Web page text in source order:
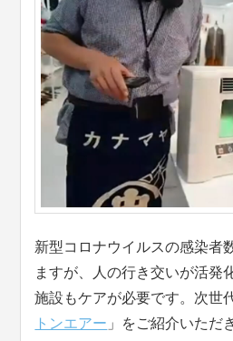
新型コロナウイルスの感染者
ますが、人の行き交いが活発
施設もケアが必要です。次世
トンエアー 」をご紹介いただ